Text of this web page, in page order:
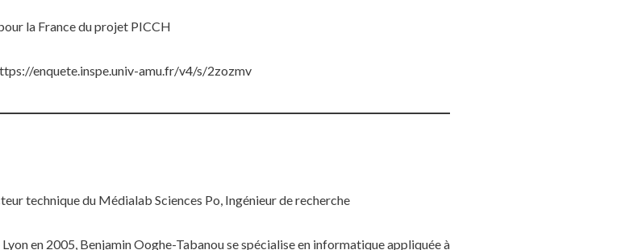
la France du projet PICCH
enquete.inspe.univ-amu.fr/v4/s/2zozmv
technique du Médialab Sciences Po, Ingénieur de recherche
en 2005, Benjamin Ooghe-Tabanou se spécialise en informatique appliquée à